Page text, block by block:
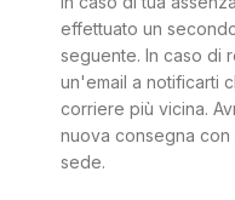
effettuato un
seguente. In caso di
un'email a notificarti
corriere più vicina.
nuova consegna
sede.